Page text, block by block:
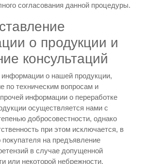
согласования данной процедуры.
о продукции и
консультаций
о нашей продукции,
по техническим вопросам и
информации о переработке
осуществляется нами с
добросовестности, однако
при этом исключается, в
на предъявление
в случае допущенной
или некоторой небрежности.